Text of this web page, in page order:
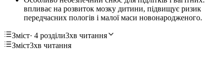
впливає на розвиток мозку дитини, підвищує ризик
передчасних пологів і малої маси новонародженого.
Зміст· 4 розділи3хв читання
Зміст3хв читання